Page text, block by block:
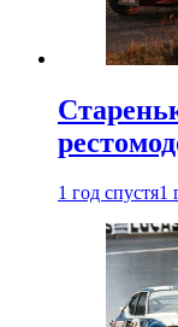
1 год спустя1